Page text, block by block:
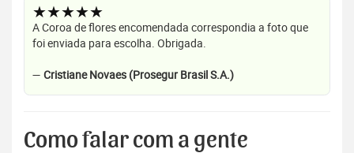
★★★★★
A Coroa de flores encomendada correspondia a foto que
foi enviada para escolha. Obrigada.
— Cristiane Novaes (Prosegur Brasil S.A.)
Como falar com a gente